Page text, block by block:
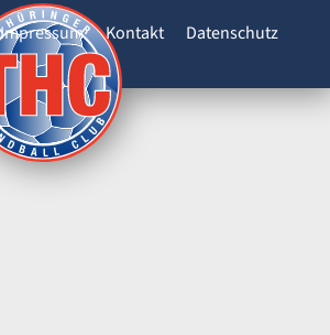
Impressum Kontakt Datenschutz